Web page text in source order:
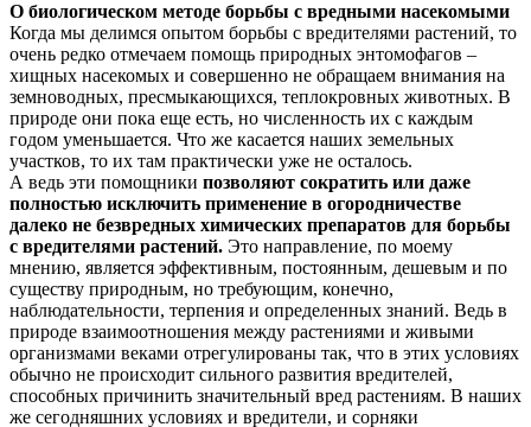
О биологическом методе борьбы с вредными насекомыми
Когда мы делимся опытом борьбы с вредителями растений, то
очень редко отмечаем помощь природных энтомофагов –
хищных насекомых и совершенно не обращаем внимания на
земноводных, пресмыкающихся, теплокровных животных. В
природе они пока еще есть, но численность их с каждым
годом уменьшается. Что же касается наших земельных
участков, то их там практически уже не осталось.
А ведь эти помощники позволяют сократить или даже
полностью исключить применение в огородничестве
далеко не безвредных химических препаратов для борьбы
с вредителями растений. Это направление, по моему
мнению, является эффективным, постоянным, дешевым и по
существу природным, но требующим, конечно,
наблюдательности, терпения и определенных знаний. Ведь в
природе взаимоотношения между растениями и живыми
организмами веками отрегулированы так, что в этих условиях
обычно не происходит сильного развития вредителей,
способных причинить значительный вред растениям. В наших
же сегодняшних условиях и вредители, и сорняки